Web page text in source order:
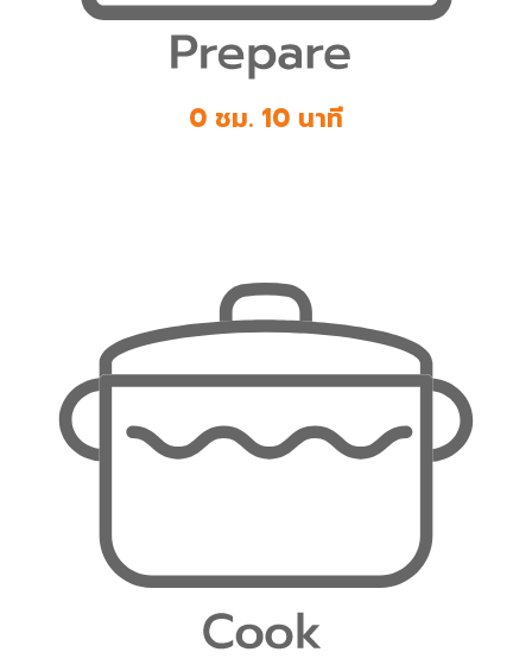
0 ชม. 10 นาที